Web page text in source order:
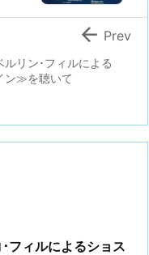
リン･フィルによる
ン≫を聴いて
 Prev
フィルによるショス